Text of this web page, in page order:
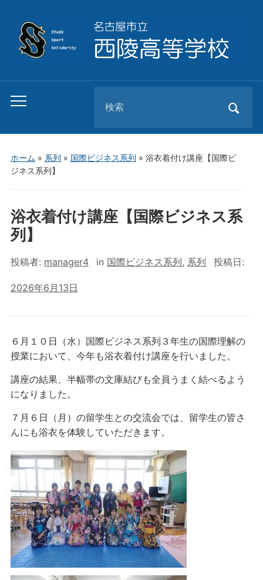
Toggle
menu
for:
ホーム » 系列 » 国際ビジネス系列 » 浴衣着付け講座【国際ビ
ジネス系列】
浴衣着付け講座【国際ビジネス系
列】
投稿者: manager4 in 国際ビジネス系列, 系列 投稿日:
2026年6月13日
６月１０日（水）国際ビジネス系列３年生の国際理解の
授業において、今年も浴衣着付け講座を行いました。
講座の結果、半幅帯の文庫結びも全員うまく結べるよう
になりました。
７月６日（月）の留学生との交流会では、留学生の皆さ
んにも浴衣を体験していただきます。